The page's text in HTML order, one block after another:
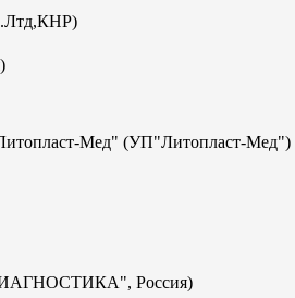
Мед" (УП"Литопласт-Мед")
Россия)